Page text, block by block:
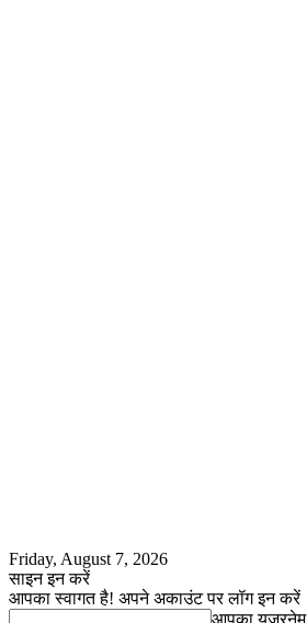
Friday, August 7, 2026
साइन इन करें
आपका स्वागत है! अपने अकाउंट पर लॉग इन करें
आपका यूजरनेम